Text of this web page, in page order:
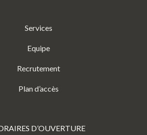
Services
Equipe
Recrutement
Plan d’accès
D’OUVERTURE